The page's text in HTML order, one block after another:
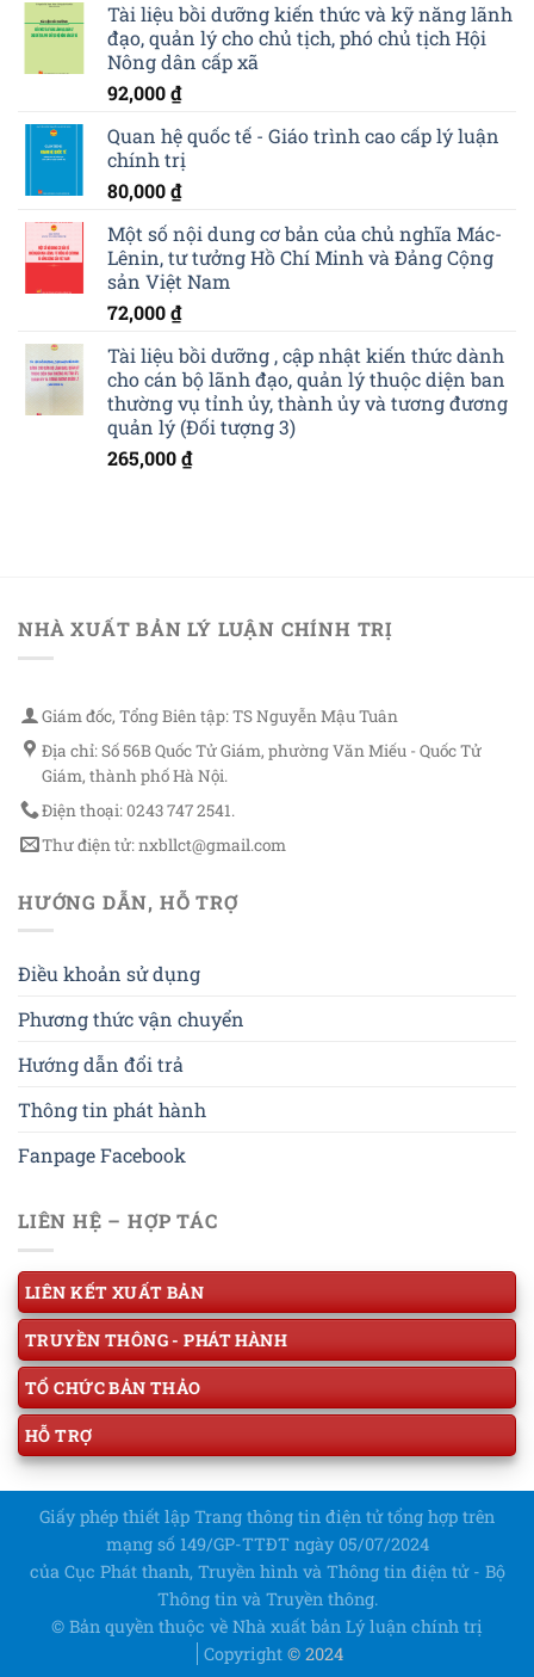
Tài liệu bồi dưỡng kiến thức và kỹ năng lãnh
đạo, quản lý cho chủ tịch, phó chủ tịch Hội
Nông dân cấp xã
92,000₫
Quan hệ quốc tế - Giáo trình cao cấp lý luận
chính trị
80,000₫
Một số nội dung cơ bản của chủ nghĩa Mác-
Lênin, tư tưởng Hồ Chí Minh và Đảng Cộng
sản Việt Nam
72,000₫
Tài liệu bồi dưỡng , cập nhật kiến thức dành
cho cán bộ lãnh đạo, quản lý thuộc diện ban
thường vụ tỉnh ủy, thành ủy và tương đương
quản lý (Đối tượng 3)
265,000₫
NHÀ XUẤT BẢN LÝ LUẬN CHÍNH TRỊ
Giám đốc, Tổng Biên tập: TS Nguyễn Mậu Tuân
Địa chỉ: Số 56B Quốc Tử Giám, phường Văn Miếu - Quốc Tử
Giám, thành phố Hà Nội.
Điện thoại: 0243 747 2541.
Thư điện tử: nxbllct@gmail.com
HƯỚNG DẪN, HỖ TRỢ
Điều khoản sử dụng
Phương thức vận chuyển
Hướng dẫn đổi trả
Thông tin phát hành
Fanpage Facebook
LIÊN HỆ – HỢP TÁC
LIÊN KẾT XUẤT BẢN
TRUYỀN THÔNG - PHÁT HÀNH
TỔ CHỨC BẢN THẢO
HỖ TRỢ
Giấy phép thiết lập Trang thông tin điện tử tổng hợp trên
mạng số 149/GP-TTĐT ngày 05/07/2024
của Cục Phát thanh, Truyền hình và Thông tin điện tử - Bộ
Thông tin và Truyền thông.
© Bản quyền thuộc về Nhà xuất bản Lý luận chính trị
Copyright © 2024